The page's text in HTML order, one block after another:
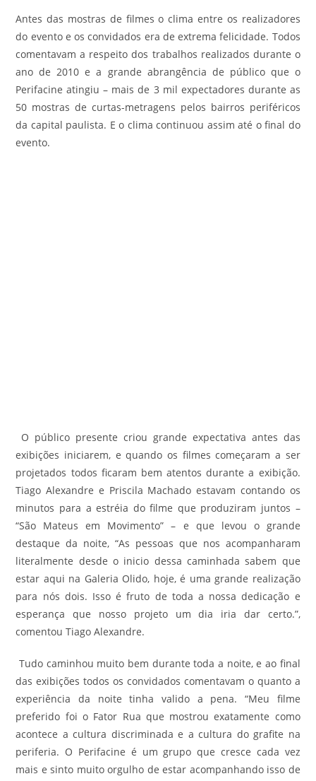
Antes das mostras de filmes o clima entre os realizadores
do evento e os convidados era de extrema felicidade. Todos
comentavam a respeito dos trabalhos realizados durante o
ano de 2010 e a grande abrangência de público que o
Perifacine atingiu – mais de 3 mil expectadores durante as
50 mostras de curtas-metragens pelos bairros periféricos
da capital paulista. E o clima continuou assim até o final do
evento.
O público presente criou grande expectativa antes das
exibições iniciarem, e quando os filmes começaram a ser
projetados todos ficaram bem atentos durante a exibição.
Tiago Alexandre e Priscila Machado estavam contando os
minutos para a estréia do filme que produziram juntos –
“São Mateus em Movimento” – e que levou o grande
destaque da noite, “As pessoas que nos acompanharam
literalmente desde o inicio dessa caminhada sabem que
estar aqui na Galeria Olido, hoje, é uma grande realização
para nós dois. Isso é fruto de toda a nossa dedicação e
esperança que nosso projeto um dia iria dar certo.”,
comentou Tiago Alexandre.
Tudo caminhou muito bem durante toda a noite, e ao final
das exibições todos os convidados comentavam o quanto a
experiência da noite tinha valido a pena. “Meu filme
preferido foi o Fator Rua que mostrou exatamente como
acontece a cultura discriminada e a cultura do grafite na
periferia. O Perifacine é um grupo que cresce cada vez
mais e sinto muito orgulho de estar acompanhando isso de